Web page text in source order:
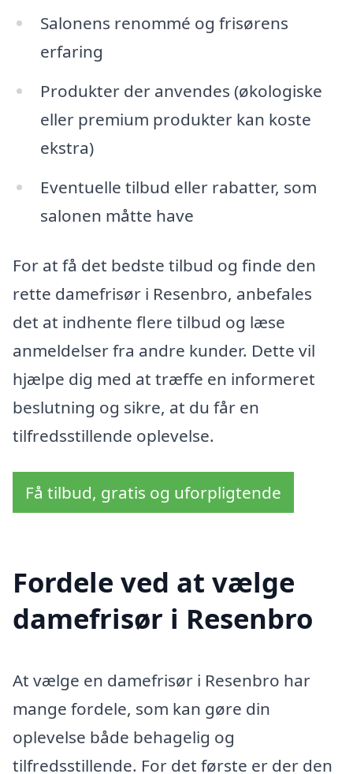
Salonens renommé og frisørens
erfaring
Produkter der anvendes (økologiske
eller premium produkter kan koste
ekstra)
Eventuelle tilbud eller rabatter, som
salonen måtte have
For at få det bedste tilbud og finde den
rette damefrisør i Resenbro, anbefales
det at indhente flere tilbud og læse
anmeldelser fra andre kunder. Dette vil
hjælpe dig med at træffe en informeret
beslutning og sikre, at du får en
tilfredsstillende oplevelse.
Få tilbud, gratis og uforpligtende
Fordele ved at vælge
damefrisør i Resenbro
At vælge en damefrisør i Resenbro har
mange fordele, som kan gøre din
oplevelse både behagelig og
tilfredsstillende. For det første er der den